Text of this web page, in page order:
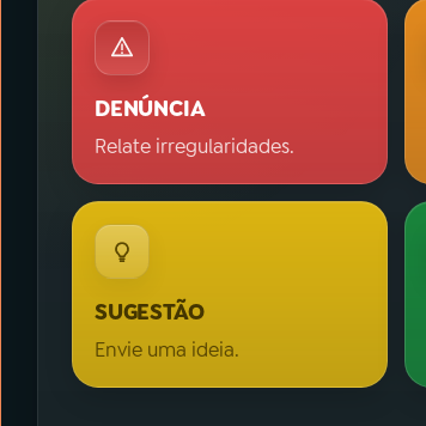
DENÚNCIA
Relate irregularidades.
SUGESTÃO
Envie uma ideia.